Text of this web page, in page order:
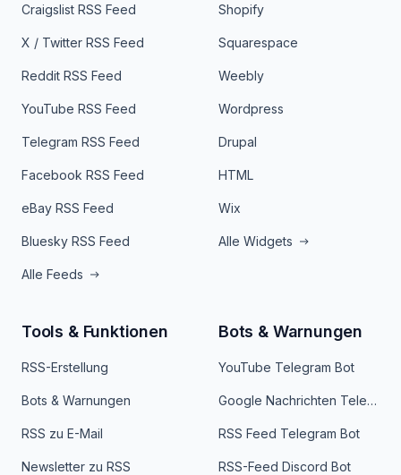
Craigslist RSS Feed
X / Twitter RSS Feed
Reddit RSS Feed
YouTube RSS Feed
Telegram RSS Feed
Facebook RSS Feed
eBay RSS Feed
Bluesky RSS Feed
Alle Feeds
Shopify
Squarespace
Weebly
Wordpress
Drupal
HTML
Wix
Alle Widgets
Tools & Funktionen
RSS-Erstellung
Bots & Warnungen
RSS zu E-Mail
Newsletter zu RSS
Bots & Warnungen
YouTube Telegram Bot
Google Nachrichten Telegram Bot
RSS Feed Telegram Bot
RSS-Feed Discord Bot